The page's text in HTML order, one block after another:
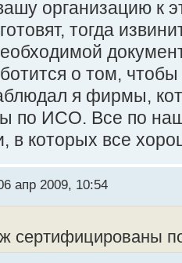
организацию к
тогда
о том,
я фирмы,
по ИСО. Все по
в которых все
апр 2009, 10:54
сертифицированы